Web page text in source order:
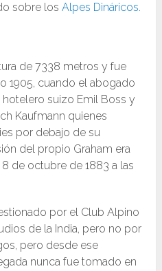
sobre losAlpes Dináricos.
de 7338 metros y fue
1905, cuando el abogado
suizo Emil Boss y
Kaufmann quienes
por debajo de su
del propio Graham era
de octubre de 1883 a las
por el Club Alpino
de la India, pero no por
pero desde ese
nunca fue tomado en